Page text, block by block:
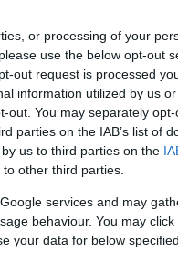
or processing of your
use the below opt-out
out request is processed
information utilized by us
out. You may separately
parties on the IAB’s list of
us to third parties on the
other third parties.
services and may
behaviour. You may
your data for below
quindi
hanno
i ragazzi.
fermata del
edare un
è accaduto fino
una delle
di classe.
allertati dai